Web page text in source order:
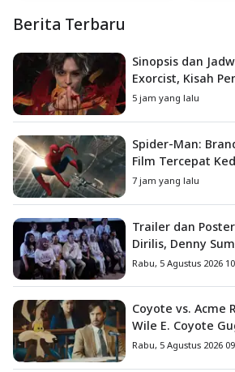
Berita Terbaru
Sinopsis dan
Exorcist, Kisah
Melawan
5 jam yang lalu
Spider-Man:
Film Tercepat
Tembus US$1
7 jam yang lalu
Trailer dan
Dirilis, Denny
Nyata Fanny
Rabu, 5 Agustus 2026
Coyote vs. Acme
Wile E. Coyote
Corporation ke
Rabu, 5 Agustus 2026